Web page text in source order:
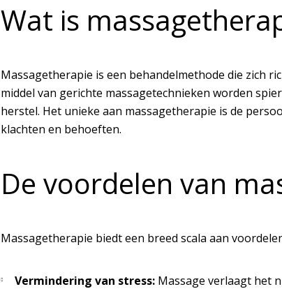
Wat is
Massagetherapie is een behandelmethode die zich
middel van gerichte massagetechnieken worden
herstel. Het unieke aan massagetherapie is de
klachten en behoeften.
De voordelen van
Massagetherapie biedt een breed scala aan
Vermindering van stress: Massage verlaagt het